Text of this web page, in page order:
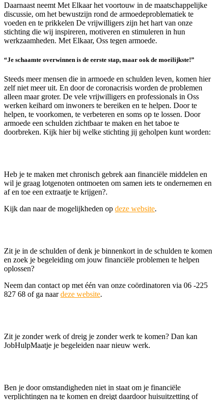
Daarnaast neemt Met Elkaar het voortouw in de maatschappelijke
discussie, om het bewustzijn rond de armoedeproblematiek te
voeden en te prikkelen De vrijwilligers zijn het hart van onze
stichting die wij inspireren, motiveren en stimuleren in hun
werkzaamheden. Met Elkaar, Oss tegen armoede.
“Je schaamte overwinnen is de eerste stap, maar ook de moeilijkste!”
Steeds meer mensen die in armoede en schulden leven, komen hier
zelf niet meer uit. En door de coronacrisis worden de problemen
alleen maar groter. De vele vrijwilligers en professionals in Oss
werken keihard om inwoners te bereiken en te helpen. Door te
helpen, te voorkomen, te verbeteren en soms op te lossen. Door
armoede een schulden zichtbaar te maken en het taboe te
doorbreken. Kijk hier bij welke stichting jij geholpen kunt worden:
Heb je te maken met chronisch gebrek aan financiële middelen en
wil je graag lotgenoten ontmoeten om samen iets te ondernemen en
af en toe een extraatje te krijgen?.
Kijk dan naar de mogelijkheden op deze website.
Zit je in de schulden of denk je binnenkort in de schulden te komen
en zoek je begeleiding om jouw financiële problemen te helpen
oplossen?
Neem dan contact op met één van onze coördinatoren via 06 -225
827 68 of ga naardeze website.
Zit je zonder werk of dreig je zonder werk te komen? Dan kan
JobHulpMaatje je begeleiden naar nieuw werk.
Ben je door omstandigheden niet in staat om je financiële
verplichtingen na te komen en dreigt daardoor huisuitzetting of